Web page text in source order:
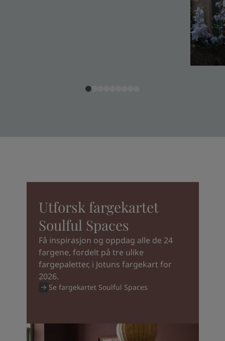
Utforsk fargekartet
Soulful Spaces
Få inspirasjon og oppdag alle de 24
fargene, fordelt på tre ulike
fargepaletter, i Jotuns fargekart for
2026.
Se fargekartet Soulful Spaces